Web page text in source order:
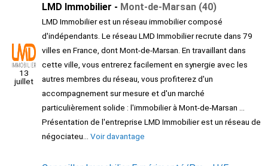
13
juillet
LMD Immobilier - Mont-de-Marsan (40)
LMD Immobilier est un réseau immobilier composé
d'indépendants. Le réseau LMD Immobilier recrute dans 79
villes en France, dont Mont-de-Marsan. En travaillant dans
cette ville, vous entrerez facilement en synergie avec les
autres membres du réseau, vous profiterez d'un
accompagnement sur mesure et d'un marché
particulièrement solide : l'immobilier à Mont-de-Marsan ...
Présentation de l'entreprise LMD Immobilier est un réseau de
négociateu... Voir davantage